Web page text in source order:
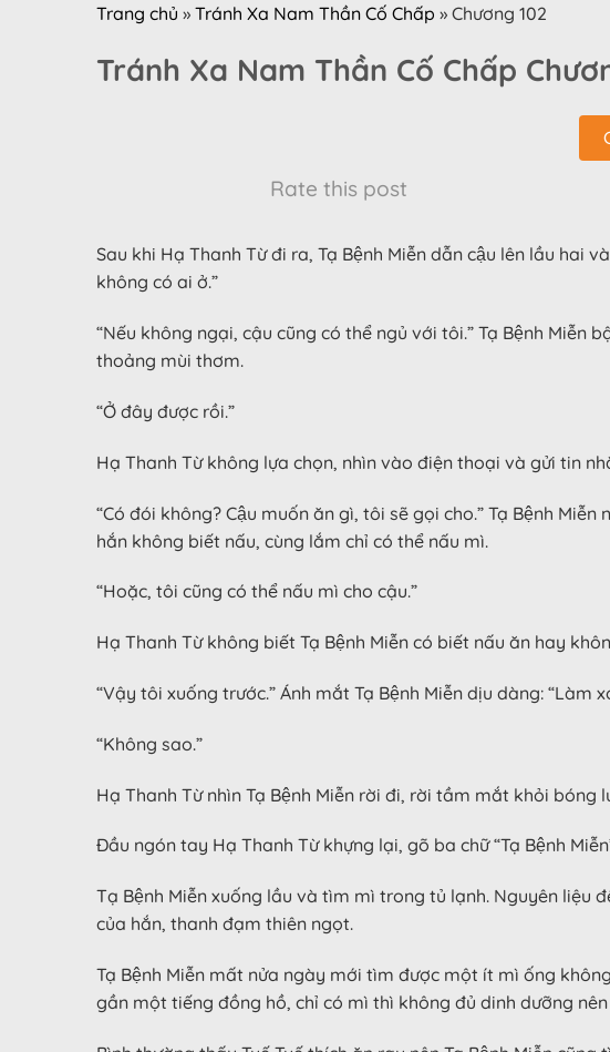
Trang chủ » Tránh Xa Nam Thần Cố Chấp » Chương 102
Tránh Xa Nam Thần Cố Chấp
Rate this post
Sau khi Hạ Thanh Từ đi ra, Tạ Bệnh Miễn dẫn cậu lên lầu hai
không có ai ở.”
“Nếu không ngại, cậu cũng có thể ngủ với tôi.” Tạ Bệnh
thoảng mùi thơm.
“Ở đây được rồi.”
Hạ Thanh Từ không lựa chọn, nhìn vào điện thoại và gửi tin
“Có đói không? Cậu muốn ăn gì, tôi sẽ gọi cho.” Tạ Bệnh
hắn không biết nấu, cùng lắm chỉ có thể nấu mì.
“Hoặc, tôi cũng có thể nấu mì cho cậu.”
Hạ Thanh Từ không biết Tạ Bệnh Miễn có biết nấu ăn hay
“Vậy tôi xuống trước.” Ánh mắt Tạ Bệnh Miễn dịu dàng:
“Không sao.”
Hạ Thanh Từ nhìn Tạ Bệnh Miễn rời đi, rời tầm mắt khỏi
Đầu ngón tay Hạ Thanh Từ khựng lại, gõ ba chữ “Tạ Bệnh
Tạ Bệnh Miễn xuống lầu và tìm mì trong tủ lạnh. Nguyên liệu
của hắn, thanh đạm thiên ngọt.
Tạ Bệnh Miễn mất nửa ngày mới tìm được một ít mì ống
gần một tiếng đồng hồ, chỉ có mì thì không đủ dinh dưỡng